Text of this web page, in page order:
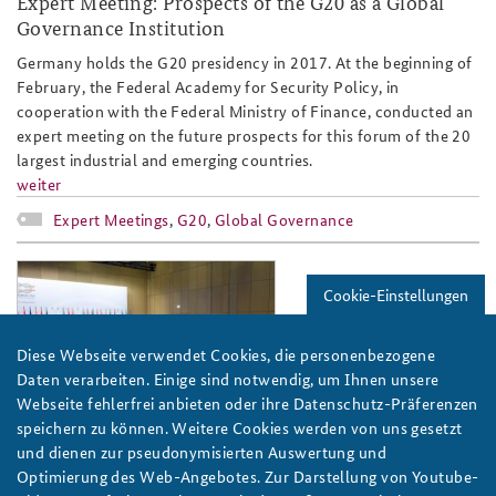
Governance Institution
Germany holds the G20 presidency in 2017. At the beginning of
February, the Federal Academy for Security Policy, in
cooperation with the Federal Ministry of Finance, conducted an
expert meeting on the future prospects for this forum of the 20
largest industrial and emerging countries.
weiter
Expert Meetings, G20, Global Governance
g20_slider.jpg
Foto: GovernmentZA/flickr/CC BY-ND 2.0
Fachtagung: Perspektiven der G20 als Global
Governance-Einrichtung
Cookie-Einstellungen
Diese Webseite verwendet Cookies, die personenbezogene
Daten verarbeiten. Einige sind notwendig, um Ihnen unsere
Webseite fehlerfrei anbieten oder ihre Datenschutz-Präferenzen
speichern zu können. Weitere Cookies werden von uns gesetzt
und dienen zur pseudonymisierten Auswertung und
Optimierung des Web-Angebotes. Zur Darstellung von Youtube-